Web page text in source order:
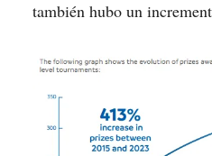
también hubo un